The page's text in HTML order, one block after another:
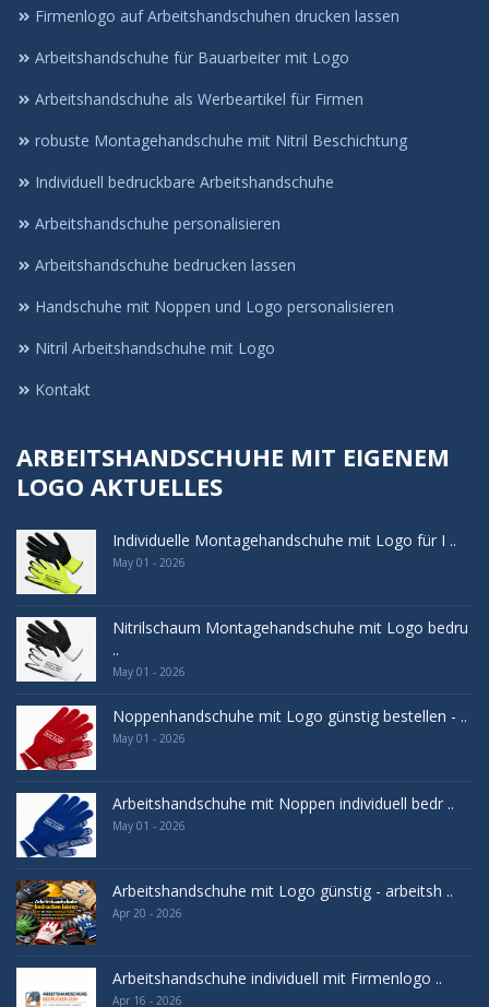
Firmenlogo auf Arbeitshandschuhen drucken lassen
Arbeitshandschuhe für Bauarbeiter mit Logo
Arbeitshandschuhe als Werbeartikel für Firmen
robuste Montagehandschuhe mit Nitril Beschichtung
Individuell bedruckbare Arbeitshandschuhe
Arbeitshandschuhe personalisieren
Arbeitshandschuhe bedrucken lassen
Handschuhe mit Noppen und Logo personalisieren
Nitril Arbeitshandschuhe mit Logo
Kontakt
ARBEITSHANDSCHUHE MIT EIGENEM
LOGO AKTUELLES
Individuelle Montagehandschuhe mit Logo für I ..
May 01 - 2026
Nitrilschaum Montagehandschuhe mit Logo bedru
..
May 01 - 2026
Noppenhandschuhe mit Logo günstig bestellen - ..
May 01 - 2026
Arbeitshandschuhe mit Noppen individuell bedr ..
May 01 - 2026
Arbeitshandschuhe mit Logo günstig - arbeitsh ..
Apr 20 - 2026
Arbeitshandschuhe individuell mit Firmenlogo ..
Apr 16 - 2026